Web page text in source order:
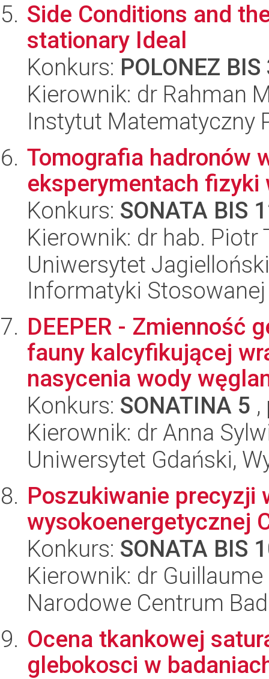
Side Conditions and
stationary Ideal
Konkurs: POLONEZ BIS
Kierownik: dr Rahman
Instytut Matematyczny
Tomografia hadronów
eksperymentach fizyki
Konkurs: SONATA BIS
Kierownik: dr hab. Piotr
Uniwersytet
Informatyki Stosowanej
DEEPER - Zmienność
fauny kalcyfikującej
nasycenia wody
Konkurs: SONATINA 5
Kierownik: dr Anna
Uniwersytet Gdański,
Poszukiwanie precyzji
wysokoenergetycznej
Konkurs: SONATA BIS
Kierownik: dr
Narodowe Centrum
Ocena tkankowej
glebokosci w